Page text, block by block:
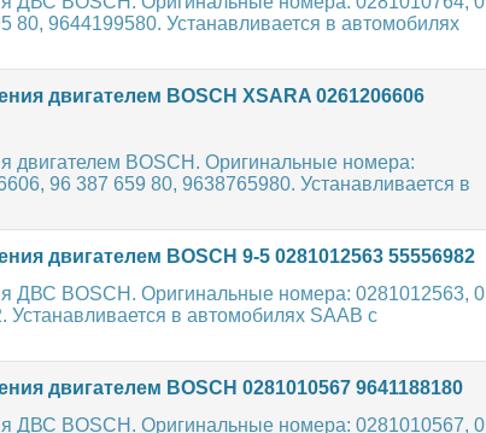
80, 9644199580. Устанавливается в автомобилях
двигателем BOSCH XSARA 0261206606
двигателем BOSCH. Оригинальные номера:
96 387 659 80, 9638765980. Устанавливается в
двигателем BOSCH 9-5 0281012563 55556982
ДВС BOSCH. Оригинальные номера: 0281012563, 0
в автомобилях SAAB с
двигателем BOSCH 0281010567 9641188180
ДВС BOSCH. Оригинальные номера: 0281010567, 0